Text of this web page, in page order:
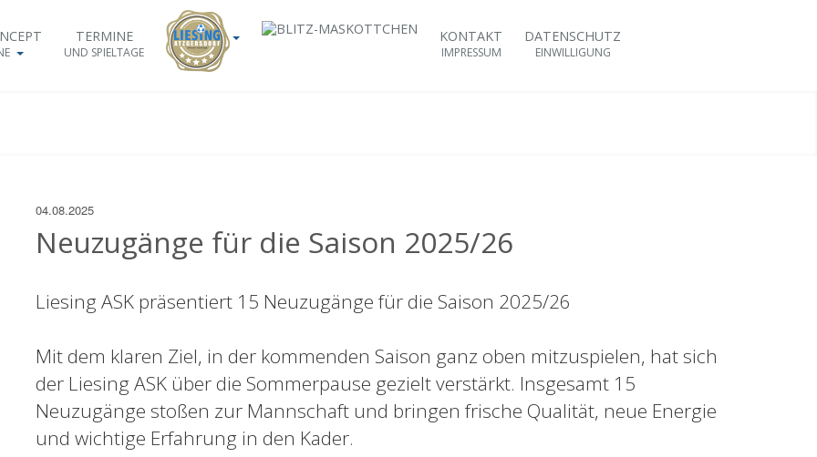
TERMINE
UND SPIELTAGE
KONTAKT
IMPRESSUM
DATENSCHUTZ
EINWILLIGUNG
04.08.2025
Neuzugänge für die Saison 2025/26
Liesing ASK präsentiert 15 Neuzugänge für die Saison 2025/26
Mit dem klaren Ziel, in der kommenden Saison ganz oben mitzuspielen, hat sich
der Liesing ASK über die Sommerpause gezielt verstärkt. Insgesamt 15
Neuzugänge stoßen zur Mannschaft und bringen frische Qualität, neue Energie
und wichtige Erfahrung in den Kader.